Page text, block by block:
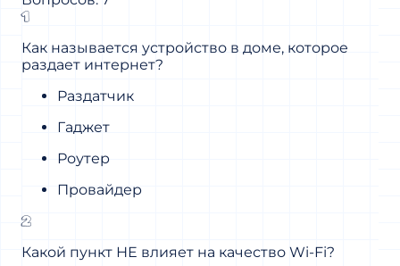
1
Как называется устройство в доме, которое
раздает интернет?
Раздатчик
Гаджет
Роутер
Провайдер
2
Какой пункт НЕ влияет на качество Wi-Fi?